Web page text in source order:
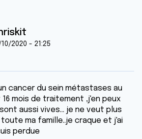
2020 - 21:25
cancer du sein métastases au
mois de traitement ,j'en peux
aussi vives... je ne veut plus
ma famille..je craque et j'ai
perdue